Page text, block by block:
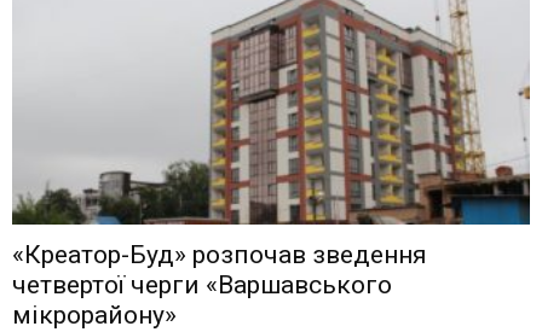
«Креатор-Буд» розпочав зведення
четвертої черги «Варшавського
мікрорайону»